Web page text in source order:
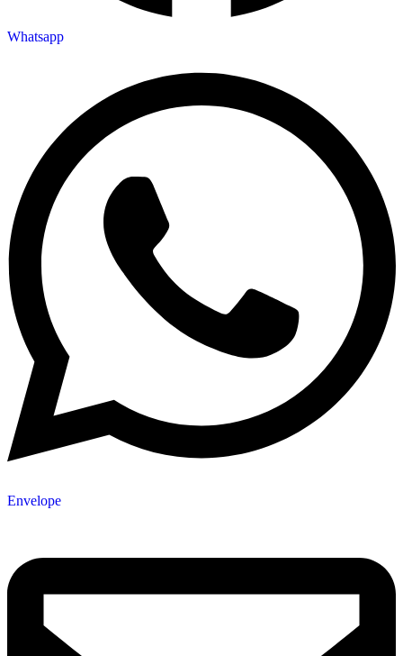
Whatsapp
Envelope